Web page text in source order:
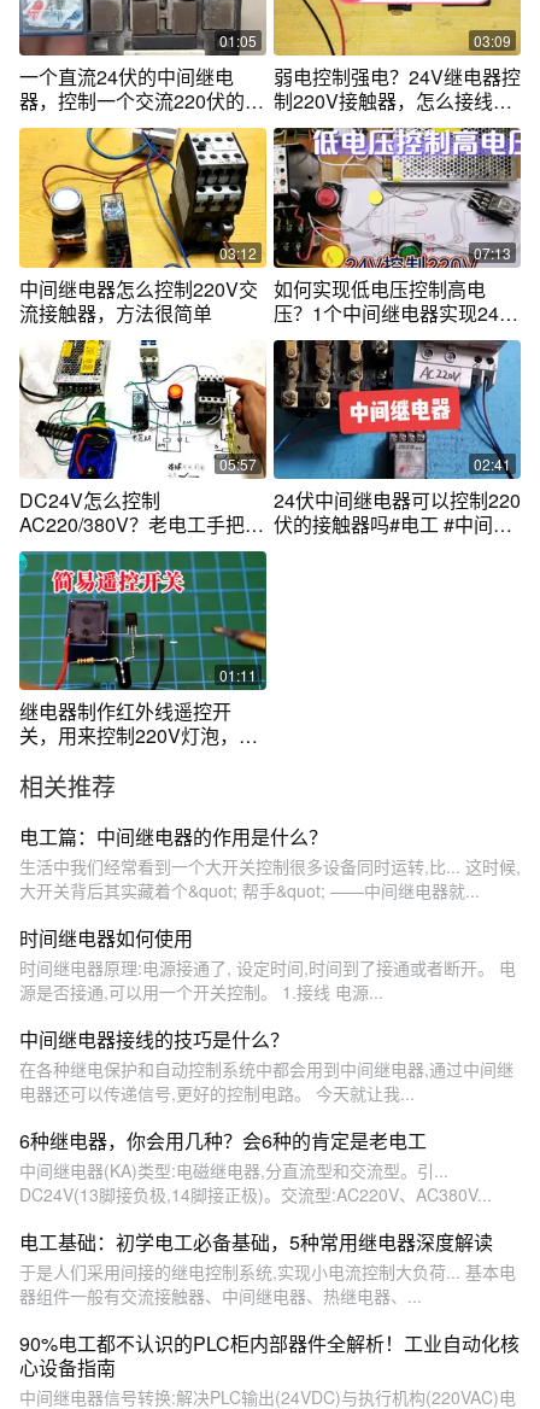
01:05
一个直流24伏的中间继电
器，控制一个交流220伏的交
流接触器 #内容启发搜索 #电
工知识 #弱电控强电
03:09
弱电控制强电？24V继电器控
制220V接触器，怎么接线？
实物详解
03:12
中间继电器怎么控制220V交
流接触器，方法很简单
07:13
如何实现低电压控制高电
压？1个中间继电器实现24V
控制220V！
05:57
DC24V怎么控制
AC220/380V？老电工手把手
教会你小电压控制大电压
02:41
24伏中间继电器可以控制220
伏的接触器吗#电工 #中间继
01:11
继电器制作红外线遥控开
关，用来控制220V灯泡，懒
相关推荐
电工篇：中间继电器的作用是什么？
生活中我们经常看到一个大开关控制很多设备同时运转,比... 这时候,
大开关背后其实藏着个&quot; 帮手&quot; ——中间继电器就...
时间继电器如何使用
时间继电器原理:电源接通了, 设定时间,时间到了接通或者断开。 电
源是否接通,可以用一个开关控制。 1.接线 电源...
中间继电器接线的技巧是什么？
在各种继电保护和自动控制系统中都会用到中间继电器,通过中间继
电器还可以传递信号,更好的控制电路。 今天就让我...
6种继电器，你会用几种？会6种的肯定是老电工
中间继电器(KA)类型:电磁继电器,分直流型和交流型。引...
DC24V(13脚接负极,14脚接正极)。交流型:AC220V、AC380V...
电工基础：初学电工必备基础，5种常用继电器深度解读
于是人们采用间接的继电控制系统,实现小电流控制大负荷... 基本电
器组件一般有交流接触器、中间继电器、热继电器、...
90%电工都不认识的PLC柜内部器件全解析！工业自动化核
心设备指南
中间继电器信号转换:解决PLC输出(24VDC)与执行机构(220VAC)电